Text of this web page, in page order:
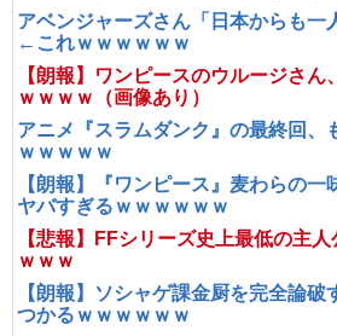
アベンジャーズさん「日本からも一
←これｗｗｗｗｗｗ
【朗報】ワンピースのウルージさん
ｗｗｗｗ（画像あり）
アニメ『スラムダンク』の最終回、
ｗｗｗｗｗ
【朗報】『ワンピース』麦わらの一
ヤバすぎるｗｗｗｗｗｗ
【悲報】FFシリーズ史上最低の主
ｗｗｗ
【朗報】ソシャゲ課金厨を完全論
つかるｗｗｗｗｗｗ